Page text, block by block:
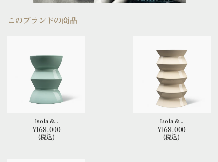
このブランドの商品
Isola &...
¥168,000
(税込)
Isola &...
¥168,000
(税込)